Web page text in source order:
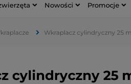
Nowości Promocje
Wkraplacz cylindryczny 25
cylindryczny 25